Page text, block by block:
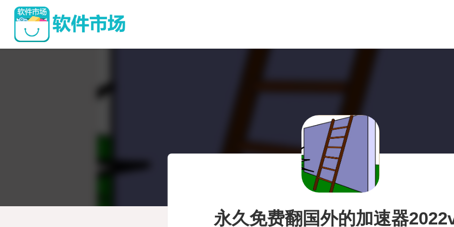
永久免费翻国外的加速器